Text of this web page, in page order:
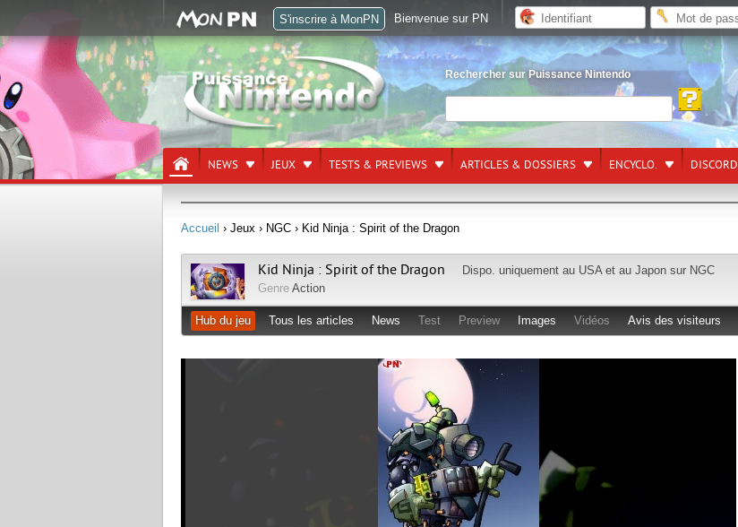
Rechercher sur Puissance Nintendo
NEWS JEUX TESTS & PREVIEWS ARTICLES & DOSSIERS ENCYCLO. DISCORD
Accueil › Jeux › NGC › Kid Ninja : Spirit of the Dragon
Kid Ninja : Spirit of the Dragon Dispo. uniquement au USA et au Japon sur NGC
Genre Action
Hub du jeu Tous les articles News Test Preview Images Vidéos Avis des visiteurs
S'inscrire à MonPN Bienvenue sur PN